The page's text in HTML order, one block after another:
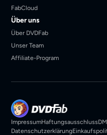
FabCloud
Über uns
Über DVDFab
Unser Team
Affiliate-Program
ImpressumHaftungsausschluss
Datenschutzerklärung